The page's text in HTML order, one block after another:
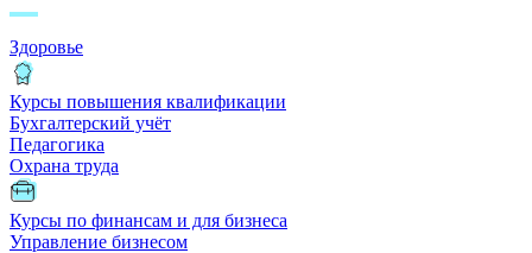
Здоровье
Курсы повышения квалификации
Бухгалтерский учёт
Педагогика
Охрана труда
Курсы по финансам и для бизнеса
Управление бизнесом